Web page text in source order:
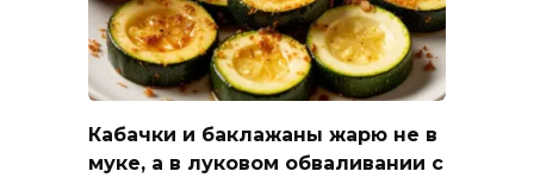
Кабачки и баклажаны жарю не в
муке, а в луковом обваливании с